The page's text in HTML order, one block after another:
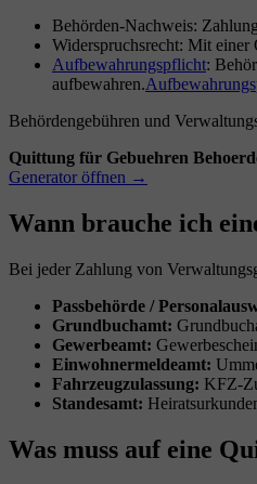
Behörden-Nachweis:
Widerspruchsrecht: Mit
Aufbewahrungspflicht:
aufbewahren.
Behördengebühren und
Quittung für Gebuehren
Generator öffnen →
Wann brauche ich
Bei jeder Zahlung von
Passbehörde /
Grundbuchamt:
Gewerbeamt:
Einwohnermeldeamt:
Fahrzeugzulassung: KFZ-
Standesamt:
Was muss auf eine